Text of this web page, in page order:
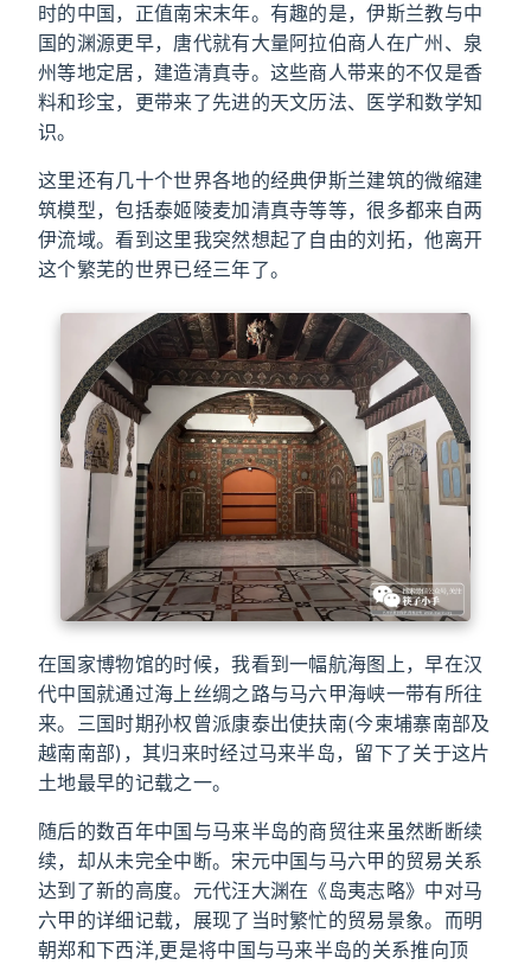
时的中国，正值南宋末年。有趣的是，伊斯兰教与中
国的渊源更早，唐代就有大量阿拉伯商人在广州、泉
州等地定居，建造清真寺。这些商人带来的不仅是香
料和珍宝，更带来了先进的天文历法、医学和数学知
识。
这里还有几十个世界各地的经典伊斯兰建筑的微缩建
筑模型，包括泰姬陵麦加清真寺等等，很多都来自两
伊流域。看到这里我突然想起了自由的刘拓，他离开
这个繁芜的世界已经三年了。
在国家博物馆的时候，我看到一幅航海图上，早在汉
代中国就通过海上丝绸之路与马六甲海峡一带有所往
来。三国时期孙权曾派康泰出使扶南(今柬埔寨南部及
越南南部)，其归来时经过马来半岛，留下了关于这片
土地最早的记载之一。
随后的数百年中国与马来半岛的商贸往来虽然断断续
续，却从未完全中断。宋元中国与马六甲的贸易关系
达到了新的高度。元代汪大渊在《岛夷志略》中对马
六甲的详细记载，展现了当时繁忙的贸易景象。而明
朝郑和下西洋,更是将中国与马来半岛的关系推向顶